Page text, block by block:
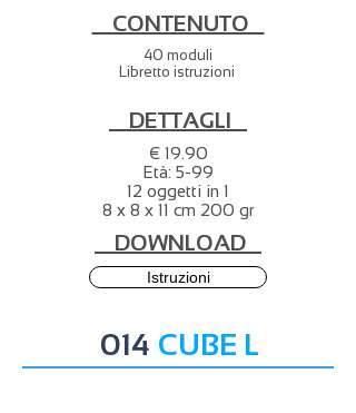
CONTENUTO
40 moduli
Libretto istruzioni
DETTAGLI
€ 19.90
Età: 5-99
12 oggetti in 1
8 x 8 x 11 cm 200 gr
DOWNLOAD
Istruzioni
014 CUBE L